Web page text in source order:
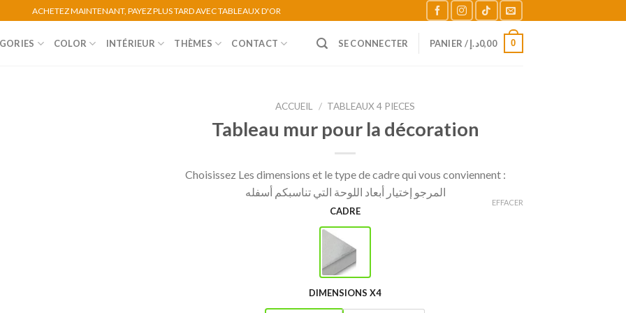
ACHETEZ MAINTENANT, PAYEZ PLUS TARD AVEC TABLEAUX D'OR
COLOR INTÉRIEUR THÈMES CONTACT SE CONNECTER PANIER / 0,00د.إ 0
ACCUEIL / TABLEAUX 4 PIECES
Tableau mur pour la décoration
Choisissez Les dimensions et le type de cadre qui vous conviennent :
المرجو إختيار أبعاد اللوحة التي تناسبكم أسفله
CADRE
DIMENSIONS X4
EFFACER